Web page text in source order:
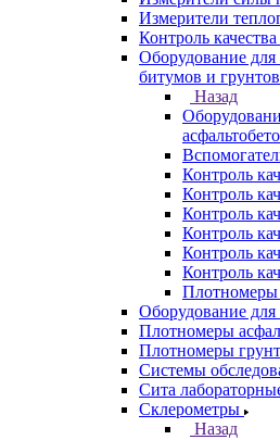
Измерители
Контроль
Оборудование для
битумов и грунтов
Назад
Контроль
Контроль
Контроль
Контроль
Контроль
Контроль
Плотномеры
Оборудование для
Плотномеры
Плотномеры
Системы
Сита
Склерометры
Назад